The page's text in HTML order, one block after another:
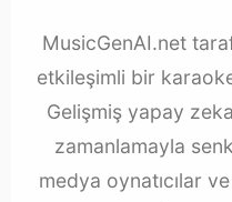
MusicGenAI.net
etkileşimli bir
Gelişmiş yapay
zamanlamayla
medya oynatıcılar